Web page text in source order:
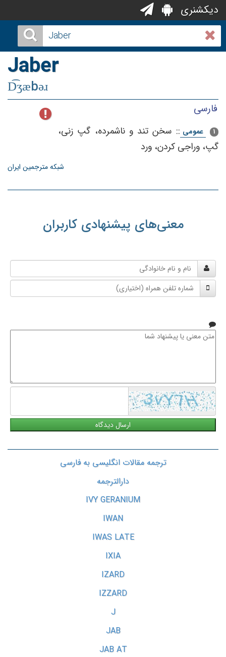
دیکشنری
Jaber
D͡ʒæbəɹ
فارسی
1 عمومی :: سخن‌ تند و ناشمرده‌، گپ‌ زنی‌،
گپ‌، وراجی‌ كردن‌، ورد
شبکه مترجمین ایران
معنی‌های پیشنهادی کاربران
و
نام
خانوادگی
شماره
تلفن
متن
ترجمه مقالات انگلیسی به فارسی
دارالترجمه
IVY GERANIUM
IWAN
IWAS LATE
IXIA
IZARD
IZZARD
J
JAB
JAB AT